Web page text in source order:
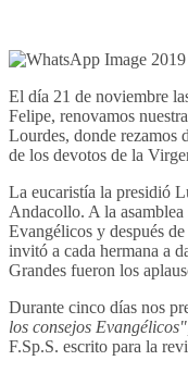
El día 21 de noviembre
Felipe, renovamos
Lourdes, donde rezamos
de los devotos de la
La eucaristía la presidió
Andacollo. A la
Evangélicos y después
invitó a cada hermana a
Grandes fueron los
Durante cinco días nos
los consejos Evangélicos",
F.Sp.S. escrito para la